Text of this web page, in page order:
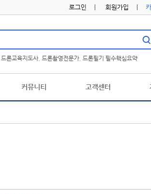
로그인 회원가입
드론교육지도사 드론촬영전문가 드론필기 필수핵심요약
커뮤니티 고객센터